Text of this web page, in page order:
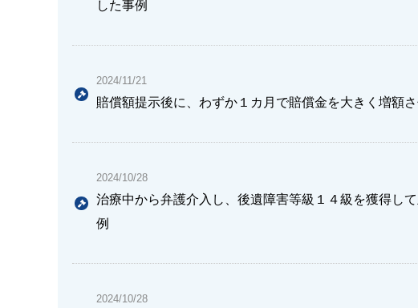
した事例
2024/11/21
賠償額提示後に、わずか１カ月で賠償金を大きく増額
2024/10/28
治療中から弁護介入し、後遺障害等級１４級を獲得し
例
2024/10/28